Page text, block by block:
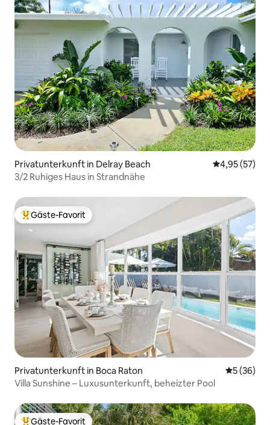
Privatunterkunft in Delray Beach
4,95 (57)
3/2 Ruhiges Haus in Strandnähe
Beliebter Gäste-Favorit.
Gäste-Favorit
Privatunterkunft in Boca Raton
5 (36)
Villa Sunshine – Luxusunterkunft, beheizter Pool
Gäste-Favorit